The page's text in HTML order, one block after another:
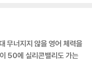
리텔링 전략
리텔링이다
펙트럼| 공감 받는 맞장구
찾아나가는 과정이었던 것
까지 지켜나가는 게 세상에
지 않을 겁니다. 바쁜 직장
되기 위해 애쓰고 있는 분
무너지지 않을 영어 체력을
50에 실리콘밸리도 가는